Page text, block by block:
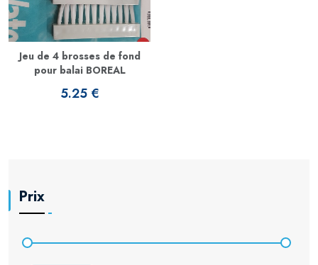
Jeu de 4 brosses de fond
pour balai BOREAL
5.25 €
Prix